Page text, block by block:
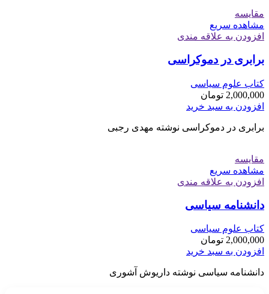
مقایسه
مشاهده سریع
افزودن به علاقه مندی
برابری در دموکراسی
کتاب علوم سیاسی
2,000,000 تومان
افزودن به سبد خرید
برابری در دموکراسی نوشته مهدی رجبی
مقایسه
مشاهده سریع
افزودن به علاقه مندی
دانشنامه سیاسی
کتاب علوم سیاسی
2,000,000 تومان
افزودن به سبد خرید
دانشنامه سیاسی نوشته داریوش آشوری